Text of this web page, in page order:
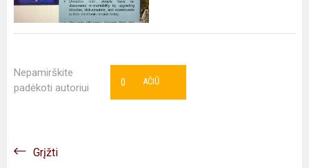
Nepamirškite
padėkoti autoriui
AČIŪ
0
Grįžti